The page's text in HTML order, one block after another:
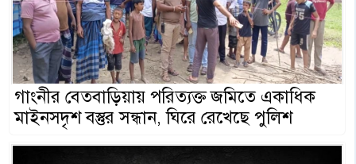
গাংনীর বেতবাড়িয়ায় পরিত্যক্ত জমিতে একাধিক
মাইনসদৃশ বস্তুর সন্ধান, ঘিরে রেখেছে পুলিশ